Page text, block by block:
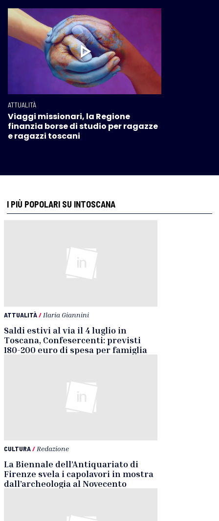
ATTUALITÀ
Viaggi missionari, la Regione
finanzia borse di studio per ragazze
e ragazzi toscani
I PIÙ POPOLARI SU INTOSCANA
ATTUALITÀ/ Ilaria Giannini
Saldi estivi al via il 4 luglio in
Toscana, Confesercenti: previsti
180-200 euro di spesa per famiglia
CULTURA/ Redazione
La Biennale dell’Antiquariato di
Firenze svela i capolavori in mostra
dall’archeologia al Novecento